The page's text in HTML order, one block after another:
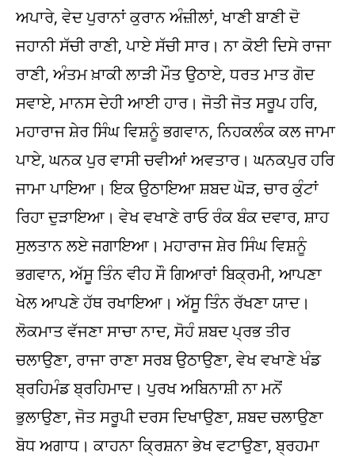
ਅਪਾਰੇ, ਵੇਦ ਪੁਰਾਨਾਂ ਕੁਰਾਨ ਅੰਜ਼ੀਲਾਂ, ਖਾਣੀ ਬਾਣੀ ਦੋ
ਜਹਾਨੀ ਸੱਚੀ ਰਾਣੀ, ਪਾਏ ਸੱਚੀ ਸਾਰ। ਨਾ ਕੋਈ ਦਿਸੇ ਰਾਜਾ
ਰਾਣੀ, ਅੰਤਮ ਖ਼ਾਕੀ ਲਾੜੀ ਮੌਤ ਉਠਾਏ, ਧਰਤ ਮਾਤ ਗੋਦ
ਸਵਾਏ, ਮਾਨਸ ਦੇਹੀ ਆਈ ਹਾਰ। ਜੋਤੀ ਜੋਤ ਸਰੂਪ ਹਰਿ,
ਮਹਾਰਾਜ ਸ਼ੇਰ ਸਿੰਘ ਵਿਸ਼ਨੂੰ ਭਗਵਾਨ, ਨਿਹਕਲੰਕ ਕਲ ਜਾਮਾ
ਪਾਏ, ਘਨਕ ਪੁਰ ਵਾਸੀ ਚਵੀਆਂ ਅਵਤਾਰ। ਘਨਕਪੁਰ ਹਰਿ
ਜਾਮਾ ਪਾਇਆ। ਇਕ ਉਠਾਇਆ ਸ਼ਬਦ ਘੋੜ, ਚਾਰ ਕੁੰਟਾਂ
ਰਿਹਾ ਦੁੜਾਇਆ। ਵੇਖ ਵਖਾਣੇ ਰਾਓ ਰੰਕ ਬੰਕ ਦਵਾਰ, ਸ਼ਾਹ
ਸੁਲਤਾਨ ਲਏ ਜਗਾਇਆ। ਮਹਾਰਾਜ ਸ਼ੇਰ ਸਿੰਘ ਵਿਸ਼ਨੂੰ
ਭਗਵਾਨ, ਅੱਸੂ ਤਿੰਨ ਵੀਹ ਸੌ ਗਿਆਰਾਂ ਬਿਕ੍ਰਮੀ, ਆਪਣਾ
ਖੇਲ ਆਪਣੇ ਹੱਥ ਰਖਾਇਆ। ਅੱਸੂ ਤਿੰਨ ਰੱਖਣਾ ਯਾਦ।
ਲੋਕਮਾਤ ਵੱਜਣਾ ਸਾਚਾ ਨਾਦ, ਸੋਹੰ ਸ਼ਬਦ ਪ੍ਰਭ ਤੀਰ
ਚਲਾਉਣਾ, ਰਾਜਾ ਰਾਣਾ ਸਰਬ ਉਠਾਉਣਾ, ਵੇਖ ਵਖਾਣੇ ਖੰਡ
ਬ੍ਰਹਿਮੰਡ ਬ੍ਰਹਿਮਾਦ। ਪੁਰਖ ਅਬਿਨਾਸ਼ੀ ਨਾ ਮਨੋਂ
ਭੁਲਾਉਣਾ, ਜੋਤ ਸਰੂਪੀ ਦਰਸ ਦਿਖਾਉਣਾ, ਸ਼ਬਦ ਚਲਾਉਣਾ
ਬੋਧ ਅਗਾਧ। ਕਾਹਨਾ ਕ੍ਰਿਸ਼ਨਾ ਭੇਖ ਵਟਾਉਣਾ, ਬ੍ਰਹਮਾ